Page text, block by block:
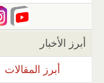
أبرز الأخبار
أبرز المقالات